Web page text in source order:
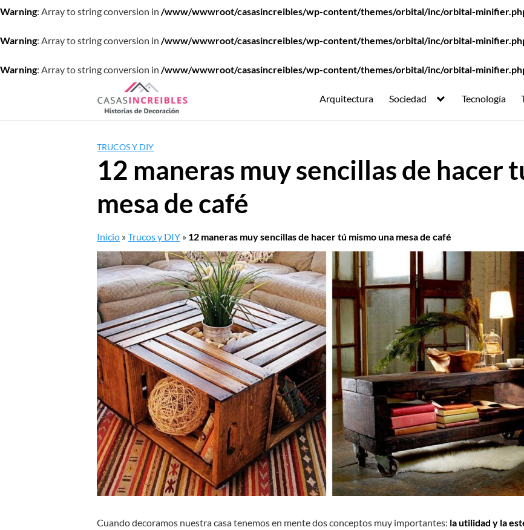
Warning: Array to string conversion in /www/wwwroot/casasincreibles/wp-content/themes/orbital/inc/orbital-
Warning: Array to string conversion in /www/wwwroot/casasincreibles/wp-content/themes/orbital/inc/orbital-
Warning: Array to string conversion in /www/wwwroot/casasincreibles/wp-content/themes/orbital/inc/orbital-
Arquitectura Sociedad Tecnología
TRUCOS Y DIY
12 maneras muy sencillas de hacer
mesa de café
Inicio »Trucos y DIY » 12 maneras muy sencillas de hacer tú mismo una mesa de café
Cuando decoramos nuestra casa tenemos en mente dos conceptos muy importantes: la utilidad y la